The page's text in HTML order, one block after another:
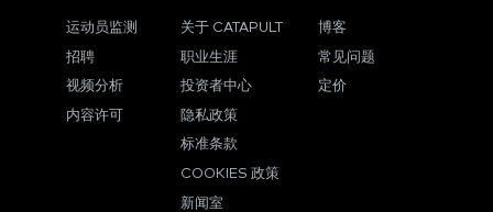
运动员监测
招聘
视频分析
内容许可
关于 CATAPULT
职业生涯
投资者中心
隐私政策
标准条款
COOKIES 政策
新闻室
博客
常见问题
定价